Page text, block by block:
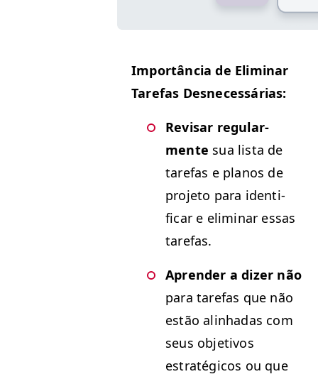
Importân­cia de Elim­i­nar
Tare­fas Desnecessárias:
Revis­ar reg­u­lar­
mente sua lista de
tare­fas e planos de
pro­je­to para iden­ti­
ficar e elim­i­nar essas
tarefas.
Apren­der a diz­er não
para tare­fas que não
estão alin­hadas com
seus obje­tivos
estratégi­cos ou que